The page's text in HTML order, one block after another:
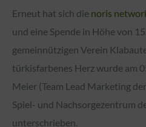
Erneut hat sich die noris
und eine Spende in Höhe von
gemeinnützigen Verein
türkisfarbenes Herz wurde am
Meier (Team Lead Marketing
Spiel- und Nachsorgezentrum
unterschrieben.